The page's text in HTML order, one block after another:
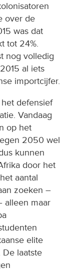
over de
was dat
tot 24%.
nog volledig
al iets
importcijfer.
defensief
Vandaag
op het
2050 wel
kunnen
door het
aantal
zoeken –
alleen maar
elite
laatste